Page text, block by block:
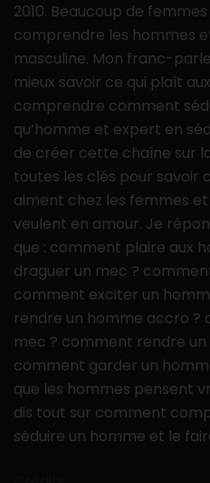
2010. Beaucoup de
comprendre les hommes
masculine. Mon franc-
mieux savoir ce qui plaît
comprendre comment
qu’homme et expert en
de créer cette chaîne sur
toutes les clés pour savoir
aiment chez les femmes
veulent en amour. Je
que : comment plaire aux
draguer un mec ?
comment exciter un
rendre un homme accro ?
mec ? comment rendre
comment garder un
que les hommes pensent
dis tout sur comment
séduire un homme et le